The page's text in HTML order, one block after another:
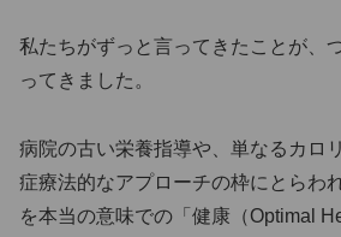
私たちがずっと言ってきたことが、
ってきました。
病院の古い栄養指導や、単なるカロ
症療法的なアプローチの枠にとらわ
を本当の意味での「健康（Optimal